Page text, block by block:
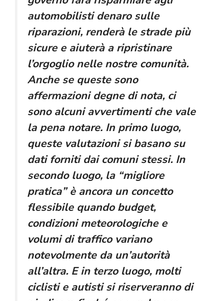
automobilisti denaro sulle
riparazioni, renderà le strade più
sicure e aiuterà a ripristinare
l’orgoglio nelle nostre comunità.
Anche se queste sono
affermazioni degne di nota, ci
sono alcuni avvertimenti che vale
la pena notare. In primo luogo,
queste valutazioni si basano su
dati forniti dai comuni stessi. In
secondo luogo, la “migliore
pratica” è ancora un concetto
flessibile quando budget,
condizioni meteorologiche e
volumi di traffico variano
notevolmente da un’autorità
all’altra. E in terzo luogo, molti
ciclisti e autisti si riserveranno di